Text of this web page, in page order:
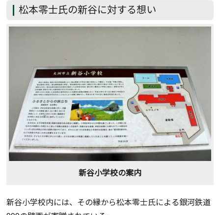
松本零士氏の新谷に対する想い
新谷小学校の案内
新谷小学校内には、その縁から松本零士氏による銀河鉄道